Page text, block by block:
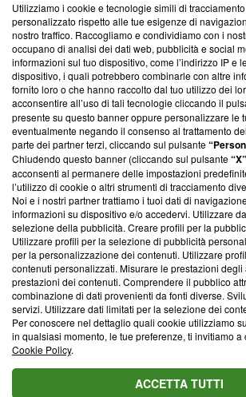
Questa sezione offre informazioni
News, sui nostri processi editoriali e su
creare news di qualità. Inoltre, afferma la
‘Trust Project - News with Integrity’Blasting
ancora membro del programma, ma ha
parte; Trust Project non ha ancora
conformità agli standard.
Su di noi
Team editoriale
Corporate
Redazione
Informativa Privacy
Cookie Policy
Blasting SA, IDI CHE-247.845.224, Via Carlo
Lugano (Svizzera) Tel:+39 0690258937
© 2026 Blasting News
Utilizziamo i cookie e tecnologie simili di
personalizzato rispetto alle tue esigenze di
nostro traffico. Raccogliamo e condividiamo con i
occupano di analisi dei dati web, pubblicità e social
informazioni sul tuo dispositivo, come l’indirizzo IP e
dispositivo, i quali potrebbero combinarle con altre
fornito loro o che hanno raccolto dal tuo utilizzo dei
acconsentire all’uso di tali tecnologie cliccando il
presente su questo banner oppure personalizzare le
eventualmente negando il consenso al trattamento
parte dei partner terzi, cliccando sul pulsante
Chiudendo questo banner (cliccando sul pulsante“X”
acconsenti al permanere delle impostazioni
l’utilizzo di cookie o altri strumenti di tracciamento
Noi e i nostri partner trattiamo i tuoi dati di
informazioni su dispositivo e/o accedervi. Utilizzare
selezione della pubblicità. Creare profili per la
Utilizzare profili per la selezione di pubblicità
per la personalizzazione dei contenuti. Utilizzare
contenuti personalizzati. Misurare le prestazioni
prestazioni dei contenuti. Comprendere il pubblico
combinazione di dati provenienti da fonti diverse.
servizi. Utilizzare dati limitati per la selezione dei
Per conoscere nel dettaglio quali cookie utilizziamo
in qualsiasi momento, le tue preferenze, ti invitiamo a
Cookie Policy.
ACCETTA TUTTI